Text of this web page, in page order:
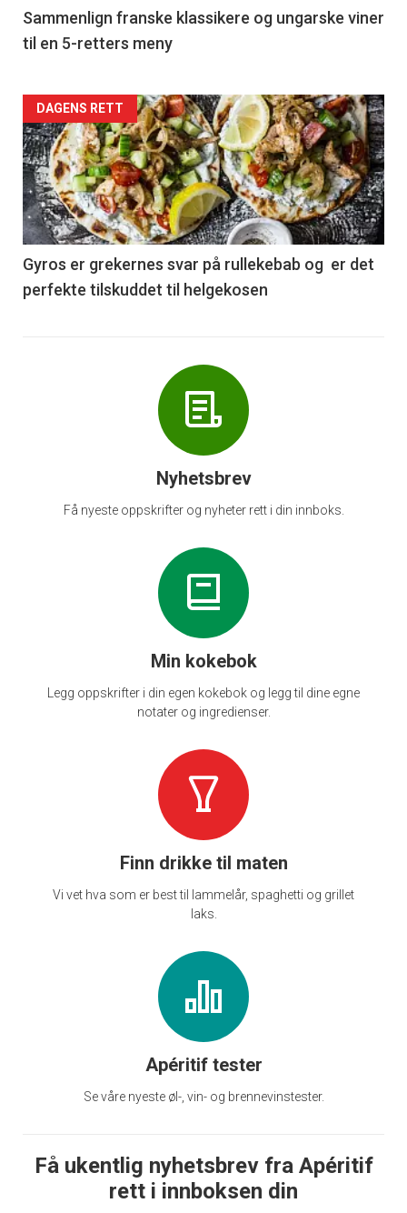
5
Sammenlign franske klassikere og ungarske viner
til en 5-retters meny
Forsiden
akkurat
nå
-
6
DAGENS RETT
Gyros er grekernes svar på rullekebab og er det
perfekte tilskuddet til helgekosen
Nyhetsbrev
Få nyeste oppskrifter og nyheter rett i din innboks.
Min kokebok
Legg oppskrifter i din egen kokebok og legg til dine egne
notater og ingredienser.
Finn drikke til maten
Vi vet hva som er best til lammelår, spaghetti og grillet
laks.
Apéritif tester
Se våre nyeste øl-, vin- og brennevinstester.
Få ukentlig nyhetsbrev fra Apéritif
rett i innboksen din